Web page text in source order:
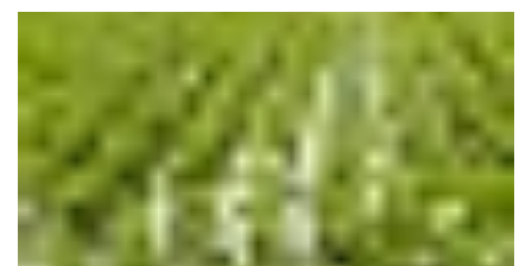
les intempéries de cette année ont été suivies d'une autre
menace : l'accumulation des stocks et la progression des
importations. Des industriels alertent sur le risque d'une
rupture de toute la chaîne de valeur si aucune décision
n'intervient rapidement.